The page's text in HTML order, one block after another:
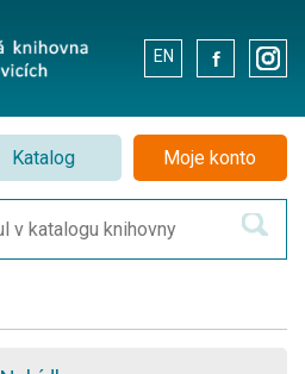
EN . .
Katalog Moje konto